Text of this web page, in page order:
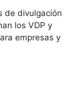
de divulgación
los VDP y
empresas y